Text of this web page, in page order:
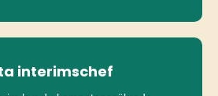
interimschef